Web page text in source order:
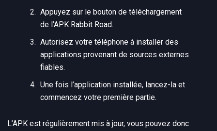
Appuyez sur le bouton de téléchargement
de l’APK Rabbit Road.
Autorisez votre téléphone à installer des
applications provenant de sources externes
fiables.
Une fois l’application installée, lancez-la et
commencez votre première partie.
L’APK est régulièrement mis à jour, vous pouvez donc